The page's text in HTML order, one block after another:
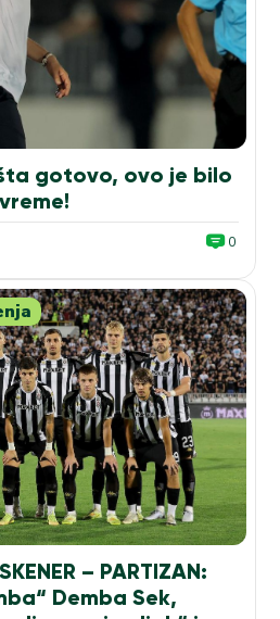
gotovo, ovo je bilo
0
– PARTIZAN:
Demba Sek,